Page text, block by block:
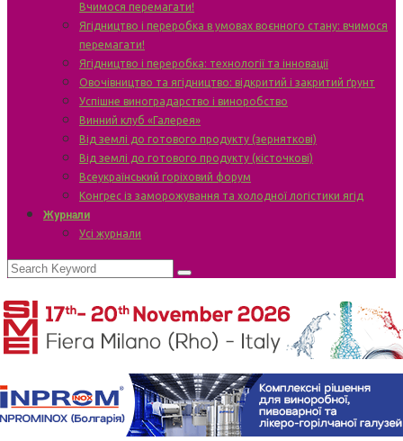
Вчимося перемагати!
Ягідництво і переробка в умовах воєнного стану: вчимося
перемагати!
Ягідництво і переробка: технології та інновації
Овочівництво та ягідництво: відкритий і закритий ґрунт
Успішне виноградарство і виноробство
Винний клуб «Галерея»
Від землі до готового продукту (зерняткові)
Від землі до готового продукту (кісточкові)
Всеукраїнський горіховий форум
Конгрес із заморожування та холодної логістики ягід
Журнали
Усі журнали